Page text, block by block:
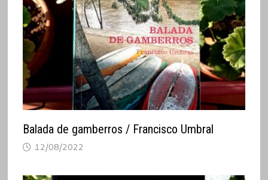
Balada de gamberros / Francisco Umbral
12/08/2022